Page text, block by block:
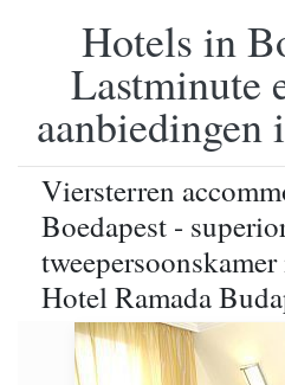
Hotels in
Lastminute
aanbiedingen
Viersterren
Boedapest -
Hotel Ramada